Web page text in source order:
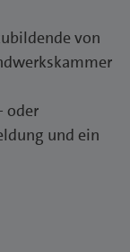
von
oder
und ein